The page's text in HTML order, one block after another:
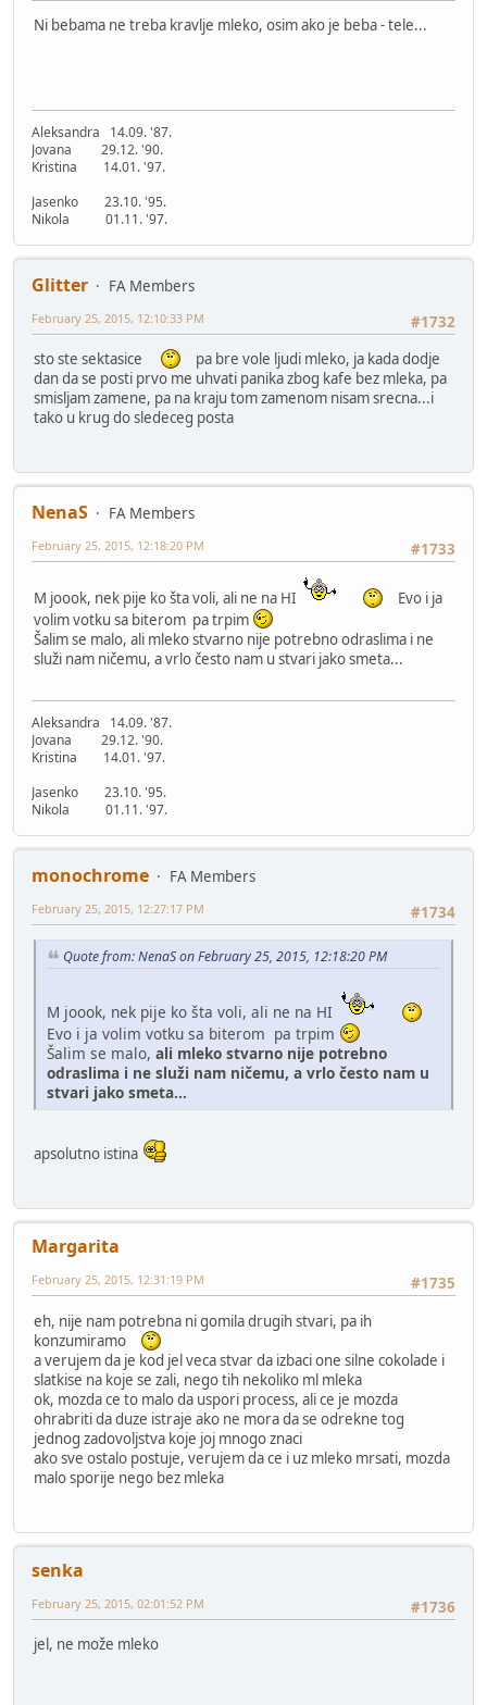
Ni bebama ne treba kravlje mleko, osim ako je beba - tele...
Aleksandra 14.09. '87.
Jovana 29.12. '90.
Kristina 14.01. '97.
Jasenko 23.10. '95.
Nikola 01.11. '97.
Glitter
FA Members
#1732
February 25, 2015, 12:10:33 PM
sto ste sektasice
pa bre vole ljudi mleko, ja kada dodje
dan da se posti prvo me uhvati panika zbog kafe bez mleka, pa
smisljam zamene, pa na kraju tom zamenom nisam srecna...i
tako u krug do sledeceg posta
NenaS
FA Members
#1733
February 25, 2015, 12:18:20 PM
M joook, nek pije ko šta voli, ali ne na HI
Evo i ja
volim votku sa biterom pa trpim
Šalim se malo, ali mleko stvarno nije potrebno odraslima i ne
služi nam ničemu, a vrlo često nam u stvari jako smeta...
Aleksandra 14.09. '87.
Jovana 29.12. '90.
Kristina 14.01. '97.
Jasenko 23.10. '95.
Nikola 01.11. '97.
monochrome
FA Members
#1734
February 25, 2015, 12:27:17 PM
Quote from: NenaS on February 25, 2015, 12:18:20 PM
M joook, nek pije ko šta voli, ali ne na HI
Evo i ja volim votku sa biterom pa trpim
Šalim se malo, ali mleko stvarno nije potrebno
odraslima i ne služi nam ničemu, a vrlo često nam u
stvari jako smeta...
apsolutno istina
Margarita
#1735
February 25, 2015, 12:31:19 PM
eh, nije nam potrebna ni gomila drugih stvari, pa ih
konzumiramo
a verujem da je kod jel veca stvar da izbaci one silne cokolade i
slatkise na koje se zali, nego tih nekoliko ml mleka
ok, mozda ce to malo da uspori process, ali ce je mozda
ohrabriti da duze istraje ako ne mora da se odrekne tog
jednog zadovoljstva koje joj mnogo znaci
ako sve ostalo postuje, verujem da ce i uz mleko mrsati, mozda
malo sporije nego bez mleka
senka
#1736
February 25, 2015, 02:01:52 PM
jel, ne može mleko